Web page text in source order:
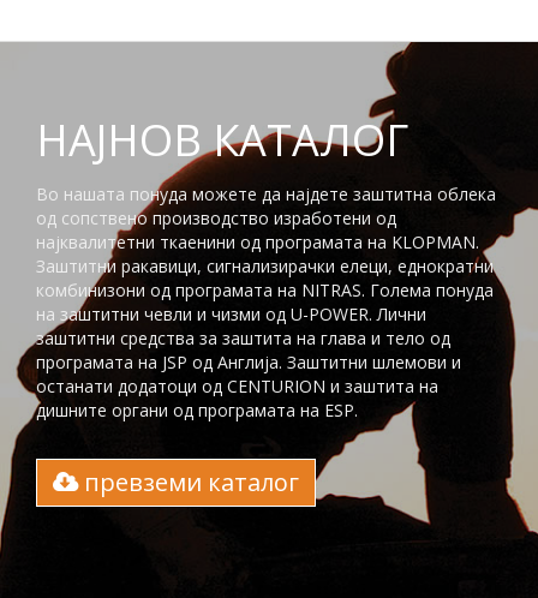
НАЈНОВ КАТАЛОГ
Во нашата понуда можете да најдете заштитна облека
од сопствено производство изработени од
најквалитетни ткаенини од програмата на KLOPMAN.
Заштитни ракавици, сигнализирачки елеци, еднократни
комбинизони од програмата на NITRAS. Голема понуда
на заштитни чевли и чизми од U-POWER. Лични
заштитни средства за заштита на глaва и тело од
програмата на JSP од Англија. Заштитни шлемови и
останати додатоци од CENTURION и заштита на
дишните органи од програмата на ESP.
превземи каталог